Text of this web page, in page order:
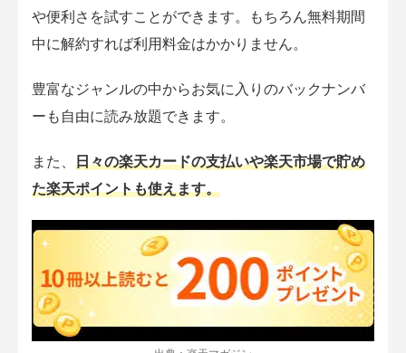
や便利さを試すことができます。もちろん無料期間
中に解約すれば利用料金はかかりません。
豊富なジャンルの中からお気に入りのバックナンバ
ーも自由に読み放題できます。
また、 日々の楽天カードの支払いや楽天市場で貯め
た楽天ポイントも使えます。